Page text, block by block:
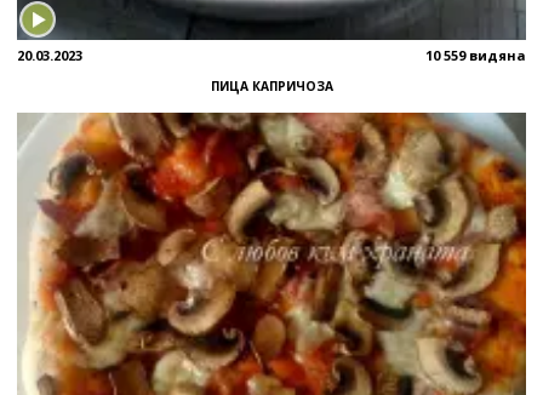
20.03.2023 10 559 видяна
ПИЦА КАПРИЧОЗА